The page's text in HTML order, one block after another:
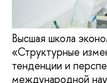
Высшая школа
«Структурные
тенденции и
международной